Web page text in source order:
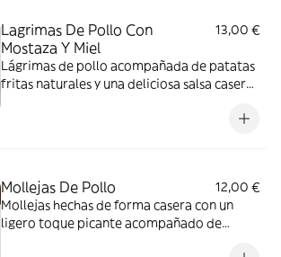
Lagrimas De Pollo Con
Mostaza Y Miel
13,00 €
Lágrimas de pollo acompañada de patatas
fritas naturales y una deliciosa salsa casera
Mollejas De Pollo
12,00 €
Mollejas hechas de forma casera con un
ligero toque picante acompañado de